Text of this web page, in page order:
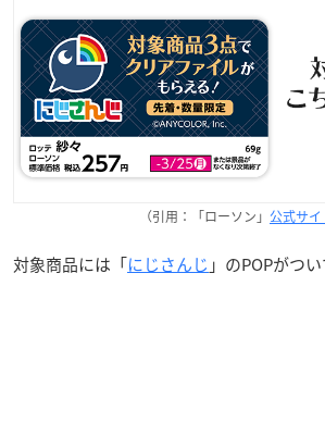
（引用：「ローソン」 公式サイ
対象商品には「にじさんじ 」のPOPがつい